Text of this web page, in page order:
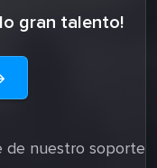
gran talento!
de nuestro soporte